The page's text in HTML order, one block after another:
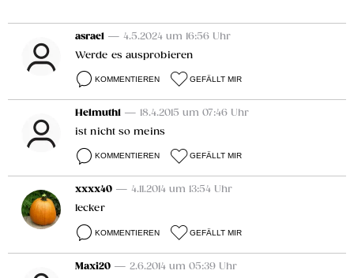
asrael — 4.5.2024 um 16:56 Uhr
Werde es ausprobieren
KOMMENTIEREN GEFÄLLT MIR
Helmuth1 — 18.4.2015 um 07:46 Uhr
ist nicht so meins
KOMMENTIEREN GEFÄLLT MIR
xxxx40 — 4.11.2014 um 13:54 Uhr
lecker
KOMMENTIEREN GEFÄLLT MIR
Maxi20 — 2.6.2014 um 05:39 Uhr